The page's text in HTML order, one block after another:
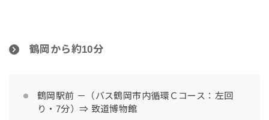
鶴岡から約10分
鶴岡駅前 －（バス鶴岡市内循環Ｃコース：左回
り・7分）⇒ 致道博物館